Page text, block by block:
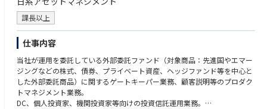
課長以上
仕事内容
当社が運用を委託している外部委託ファンド（対象商品：先進国やエマー
ジングなどの株式、債券、プライベート資産、ヘッジファンド等を中心と
した外部委託商品）に関するゲートキーパー業務、顧客説明等のプロダク
トマネジメント業務。
DC、個人投資家、機関投資家等向けの投資信託運用業務。